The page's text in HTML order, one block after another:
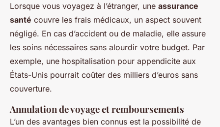
Lorsque vous voyagez à l’étranger, une assurance
santé couvre les frais médicaux, un aspect souvent
négligé. En cas d’accident ou de maladie, elle assure
les soins nécessaires sans alourdir votre budget. Par
exemple, une hospitalisation pour appendicite aux
États-Unis pourrait coûter des milliers d’euros sans
couverture.
Annulation de voyage et remboursements
L’un des avantages bien connus est la possibilité de